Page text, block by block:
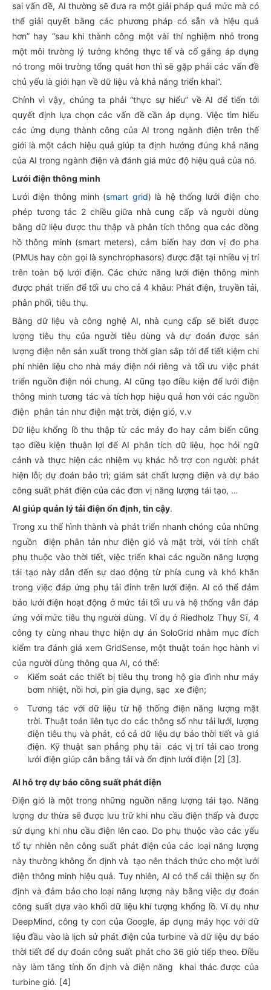
sai vấn đề, AI thường sẽ đưa ra một giải pháp quá mức mà có
thể giải quyết bằng các phương pháp có sẵn và hiệu quả
hơn” hay “sau khi thành công một vài thí nghiệm nhỏ trong
một môi trường lý tưởng không thực tế và cố gắng áp dụng
nó trong môi trường tổng quát hơn thì sẽ gặp phải các vấn đề
chủ yếu là giới hạn về dữ liệu và khả năng triển khai”.
Chính vì vậy, chúng ta phải “thực sự hiểu” về AI để tiến tới
quyết định lựa chọn các vấn đề cần áp dụng. Việc tìm hiểu
các ứng dụng thành công của AI trong ngành điện trên thế
giới là một cách hiệu quả giúp ta định hướng đúng khả năng
của AI trong ngành điện và đánh giá mức độ hiệu quả của nó.
Lưới điện thông minh
Lưới điện thông minh (smart grid) là hệ thống lưới điện cho
phép tương tác 2 chiều giữa nhà cung cấp và người dùng
bằng dữ liệu được thu thập và phân tích thông qua các đồng
hồ thông minh (smart meters), cảm biến hay đơn vị đo pha
(PMUs hay còn gọi là synchrophasors) được đặt tại nhiều vị trí
trên toàn bộ lưới điện. Các chức năng lưới điện thông minh
được phát triển để tối ưu cho cả 4 khâu: Phát điện, truyền tải,
phân phối, tiêu thụ.
Bằng dữ liệu và công nghệ AI, nhà cung cấp sẽ biết được
lượng tiêu thụ của người tiêu dùng và dự đoán được sản
lượng điện nên sản xuất trong thời gian sắp tới để tiết kiệm chi
phí nhiên liệu cho nhà máy điện nói riêng và tối ưu việc phát
triển nguồn điện nói chung. AI cũng tạo điều kiện để lưới điện
thông minh tương tác và tích hợp hiệu quả hơn với các nguồn
điện phân tán như điện mặt trời, điện gió, v.v
Dữ liệu khổng lồ thu thập từ các máy đo hay cảm biến cũng
tạo điều kiện thuận lợi để AI phân tích dữ liệu, học hỏi ngữ
cảnh và thực hiện các nhiệm vụ khác hỗ trợ con người: phát
hiện lỗi; dự đoán bảo trì; giám sát chất lượng điện và dự báo
công suất phát điện của các đơn vị năng lượng tái tạo, …
AI giúp quản lý tải điện ổn định, tin cậy.
Trong xu thế hình thành và phát triển nhanh chóng của những
nguồn điện phân tán như điện gió và mặt trời, với tính chất
phụ thuộc vào thời tiết, việc triển khai các nguồn năng lượng
tái tạo này dẫn đến sự dao động từ phía cung và khó khăn
trong việc đáp ứng phụ tải đỉnh trên lưới điện. AI có thể đảm
bảo lưới điện hoạt động ở mức tải tối ưu và hệ thống vẫn đáp
ứng với mức tiêu thụ người dùng. Ví dụ ở Riedholz Thụy Sĩ, 4
công ty cùng nhau thực hiện dự án SoloGrid nhằm mục đích
kiểm tra đánh giá xem GridSense, một thuật toán học hành vi
của người dùng thông qua AI, có thể:
Kiểm soát các thiết bị tiêu thụ trong hộ gia đình như máy
bơm nhiệt, nồi hơi, pin gia dụng, sạc xe điện;
Tương tác với dữ liệu từ hệ thống điện năng lượng mặt
trời. Thuật toán liên tục do các thông số như tải lưới, lượng
điện tiêu thụ và phát, có cả dữ liệu dự báo thời tiết và giá
điện. Kỹ thuật san phẳng phụ tải các vị trí tải cao trong
lưới điện giúp cân bằng tải và ổn định lưới điện [2] [3].
AI hỗ trợ dự báo công suất phát điện
Điện gió là một trong những nguồn năng lượng tái tạo. Năng
lượng dư thừa sẽ được lưu trữ khi nhu cầu điện thấp và được
sử dụng khi nhu cầu điện lên cao. Do phụ thuộc vào các yếu
tố tự nhiên nên công suất phát điện của các loại năng lượng
này thường không ổn định và tạo nên thách thức cho một lưới
điện thông minh hiệu quả. Tuy nhiên, AI có thể cải thiện sự ổn
định và đảm bảo cho loại năng lượng này bằng việc dự đoán
công suất dựa vào khối dữ liệu khí tượng khổng lồ. Ví dụ như
DeepMind, công ty con của Google, áp dụng máy học với dữ
liệu đầu vào là lịch sử phát điện của turbine và dữ liệu dự báo
thời tiết để dự đoán công suất phát cho 36 giờ tiếp theo. Điều
này làm tăng tính ổn định và điện năng khai thác được của
turbine gió. [4]